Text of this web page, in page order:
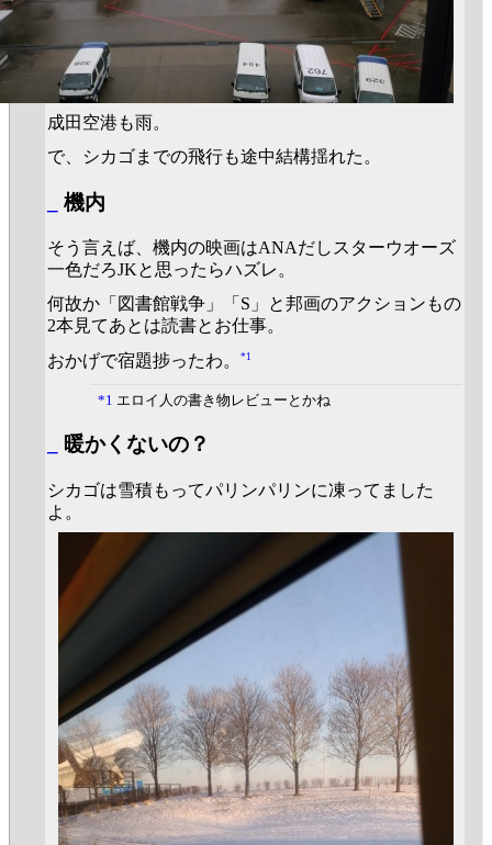
成田空港も雨。
で、シカゴまでの飛行も途中結構揺れた。
機内
そう言えば、機内の映画はANAだしスターウオーズ
一色だろJKと思ったらハズレ。
何故か「図書館戦争」「S」と邦画のアクションもの
2本見てあとは読書とお仕事。
おかげで宿題捗ったわ。
*1
*1 エロイ人の書き物レビューとかね
暖かくないの？
シカゴは雪積もってパリンパリンに凍ってました
よ。